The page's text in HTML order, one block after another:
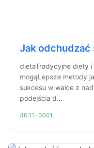
Jak odchudzać
dietaTradycyjne diety
mogąLepsze metody
sukcesu w walce z
podejścia d...
30.11.-0001